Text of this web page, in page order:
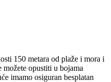
150 metara od plaže i mora i
možete opustiti u bojama
imamo osiguran besplatan